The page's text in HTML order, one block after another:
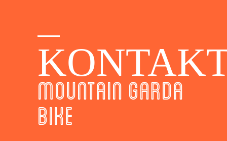
MOUNTAIN GARDA
BIKE